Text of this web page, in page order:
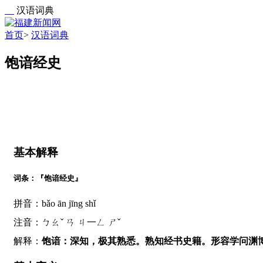
汉语词典
首页> 汉语词典
饱谙经史
基本解释
词条：『饱谙经史』
拼音：bǎo ān jīng shǐ
注音：ㄅㄠˇ ㄢ ㄐ一ㄥ ㄕˇ
解释：饱谙：深知，极其熟悉。熟知经书史籍。形容学问渊